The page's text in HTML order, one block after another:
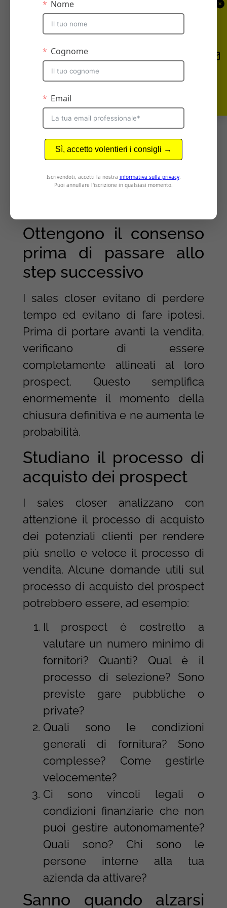
C-Level in un primo incontro, ma
conviene farlo man mano che la
dover affrontare improvvisamente
nuovi interlocutori con idee e
un’idea del commitment del tuo
referente: se non intende farti
incontrare i suoi responsabili,
difficilmente la trattativa si
chiuderà in tempi accettabili.
Probabilmente non si chiuderà per
Ottengono il consenso
prima di passare allo
step successivo
I sales closer evitano di perdere
tempo ed evitano di fare ipotesi.
Prima di portare avanti la vendita,
verificano di essere
completamente allineati al loro
prospect. Questo semplifica
enormemente il momento della
chiusura definitiva e ne aumenta le
probabilità.
Studiano il processo di
acquisto dei prospect
I sales closer analizzano con
attenzione il processo di acquisto
dei potenziali clienti per rendere
più snello e veloce il processo di
vendita. Alcune domande utili sul
processo di acquisto del prospect
potrebbero essere, ad esempio:
Il prospect è costretto a
valutare un numero minimo di
fornitori? Quanti? Qual è il
processo di selezione? Sono
previste gare pubbliche o
private?
Quali sono le condizioni
generali di fornitura? Sono
complesse? Come gestirle
velocemente?
Ci sono vincoli legali o
condizioni finanziarie che non
puoi gestire autonomamente?
Quali sono? Chi sono le
persone interne alla tua
azienda da attivare?
Sanno quando alzarsi
✕